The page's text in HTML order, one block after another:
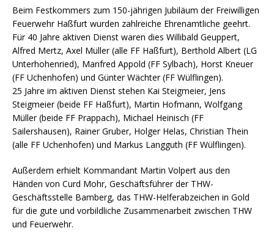
Beim Festkommers zum 150-jährigen Jubiläum der Freiwilligen
Feuerwehr Haßfurt wurden zahlreiche Ehrenamtliche geehrt.
Für 40 Jahre aktiven Dienst waren dies Willibald Geuppert,
Alfred Mertz, Axel Müller (alle FF Haßfurt), Berthold Albert (LG
Unterhohenried), Manfred Appold (FF Sylbach), Horst Kneuer
(FF Uchenhofen) und Günter Wächter (FF Wülflingen).
25 Jahre im aktiven Dienst stehen Kai Steigmeier, Jens
Steigmeier (beide FF Haßfurt), Martin Hofmann, Wolfgang
Müller (beide FF Prappach), Michael Heinisch (FF
Sailershausen), Rainer Gruber, Holger Helas, Christian Thein
(alle FF Uchenhofen) und Markus Langguth (FF Wülflingen).
Außerdem erhielt Kommandant Martin Volpert aus den
Händen von Curd Mohr, Geschäftsführer der THW-
Geschäftsstelle Bamberg, das THW-Helferabzeichen in Gold
für die gute und vorbildliche Zusammenarbeit zwischen THW
und Feuerwehr.